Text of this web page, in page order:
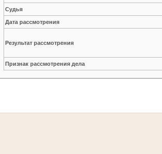
Судья
Дата рассмотрения
Результат рассмотрения
Признак рассмотрения дела